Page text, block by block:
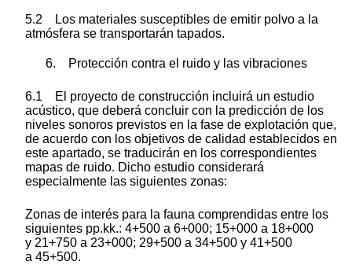
5.2 Los materiales susceptibles de emitir polvo a la
atmósfera se transportarán tapados.
6. Protección contra el ruido y las vibraciones
6.1 El proyecto de construcción incluirá un estudio
acústico, que deberá concluir con la predicción de los
niveles sonoros previstos en la fase de explotación que,
de acuerdo con los objetivos de calidad establecidos en
este apartado, se traducirán en los correspondientes
mapas de ruido. Dicho estudio considerará
especialmente las siguientes zonas:
Zonas de interés para la fauna comprendidas entre los
siguientes pp.kk.: 4+500 a 6+000; 15+000 a 18+000
y 21+750 a 23+000; 29+500 a 34+500 y 41+500
a 45+500.